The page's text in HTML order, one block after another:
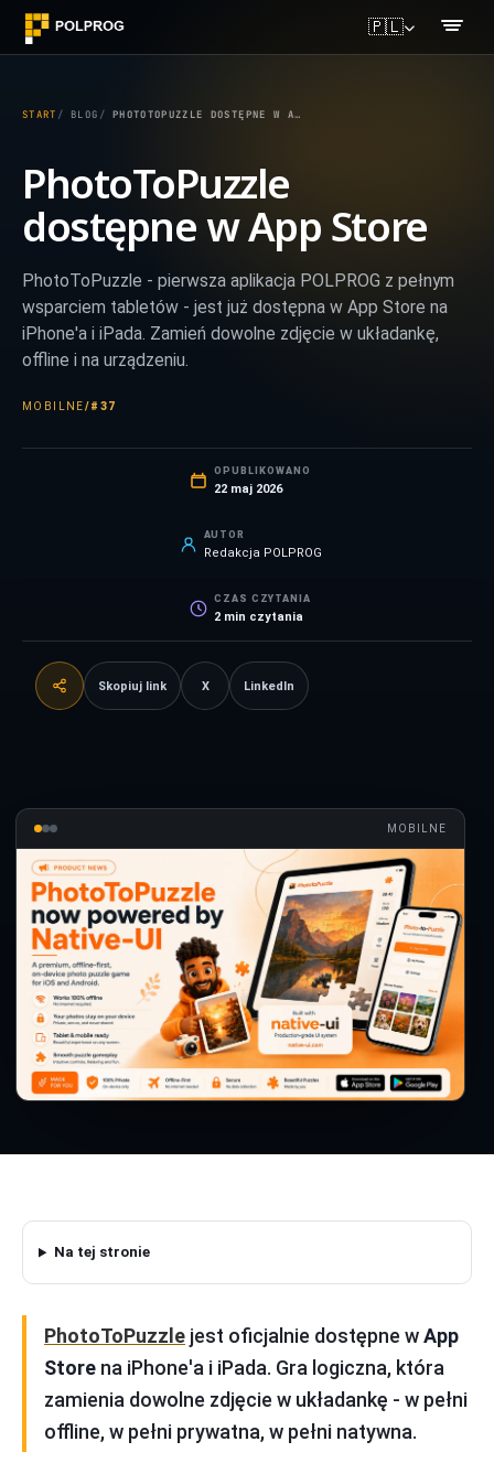
🇵🇱
START BLOG PHOTOTOPUZZLE DOSTĘPNE W APP STORE
PhotoToPuzzle
dostępne w App Store
PhotoToPuzzle - pierwsza aplikacja POLPROG z pełnym
wsparciem tabletów - jest już dostępna w App Store na
iPhone'a i iPada. Zamień dowolne zdjęcie w układankę,
offline i na urządzeniu.
MOBILNE/#37
OPUBLIKOWANO
22 maj 2026
AUTOR
Redakcja POLPROG
CZAS CZYTANIA
2 min czytania
Skopiuj link X LinkedIn
MOBILNE
Na tej stronie
PhotoToPuzzle jest oficjalnie dostępne wApp
Store na iPhone'a i iPada. Gra logiczna, która
zamienia dowolne zdjęcie w układankę - w pełni
offline, w pełni prywatna, w pełni natywna.